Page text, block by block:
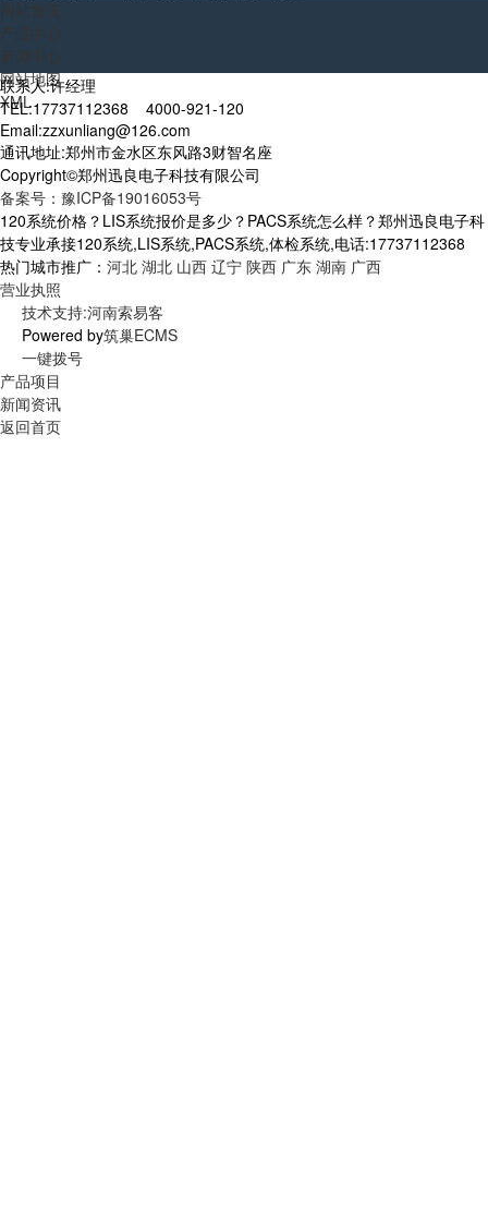
网站地图
XML
联系人:许经理
TEL:17737112368 4000-921-120
Email:zzxunliang@126.com
通讯地址:郑州市金水区东风路3财智名座
Copyright©郑州迅良电子科技有限公司
备案号：豫ICP备19016053号
120系统价格？LIS系统报价是多少？PACS系统怎么样？郑州迅良电子科
技专业承接120系统,LIS系统,PACS系统,体检系统,电话:17737112368
热门城市推广： 河北 湖北 山西 辽宁 陕西 广东 湖南 广西
营业执照
技术支持:河南索易客
Powered by筑巢ECMS
一键拨号
产品项目
新闻资讯
返回首页